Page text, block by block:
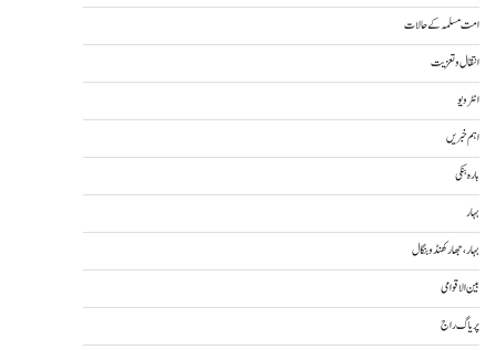
امت مسلمہ کے حالات
انتقال و تعزیت
انٹرویو
اہم خبریں
بارہ بنکی
بہار
بہار، جھارکھنڈ و بنگال
بین الاقوامی
پریاگ راج